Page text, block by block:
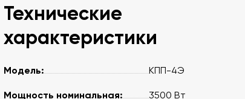
Технические
характеристики
Модель: КПП-4Э
Мощность номинальная: 3500 Вт